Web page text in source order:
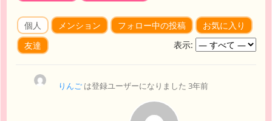
個人 メンション フォロー中の投稿
お気に入り
友達
表示:
りんご は登録ユーザーになりました 3年前